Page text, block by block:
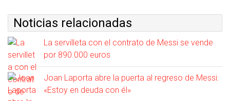
Noticias relacionadas
La servilleta con el contrato de Messi se vende
por 890.000 euros
Joan Laporta abre la puerta al regreso de Messi:
«Estoy en deuda con él»